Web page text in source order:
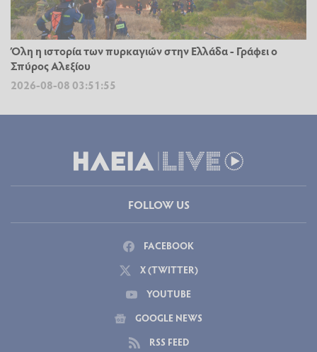
Όλη η ιστορία των πυρκαγιών στην Ελλάδα - Γράφει ο
Σπύρος Αλεξίου
2026-08-08 03:51:55
FOLLOW US
FACEBOOK
X (TWITTER)
YOUTUBE
GOOGLE NEWS
RSS FEED